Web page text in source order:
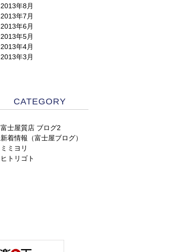
2013年8月
2013年7月
2013年6月
2013年5月
2013年4月
2013年3月
CATEGORY
富士屋質店 ブログ2
新着情報（富士屋ブログ）
ミミヨリ
ヒトリゴト